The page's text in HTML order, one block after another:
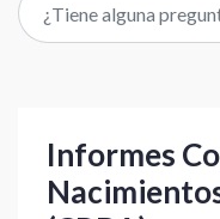
Informes